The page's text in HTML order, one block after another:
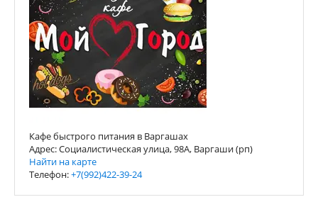
Кафе быстрого питания в Варгашах
Адрес: Социалистическая улица, 98А, Варгаши (рп)
Найти на карте
Телефон:+7(992)422-39-24